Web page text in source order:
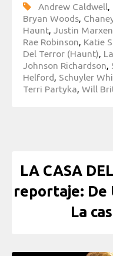
Andrew Caldwell,
Bryan Woods,
Haunt, Justin Marxen
Rae Robinson, Katie
Del Terror (Haunt),
Johnson Richardson,
Helford, Schuyler
Terri Partyka, Will
LA CASA
reportaje: De
La